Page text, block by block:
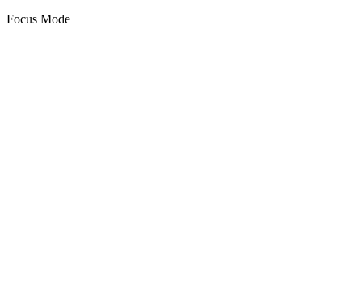
Focus Mode